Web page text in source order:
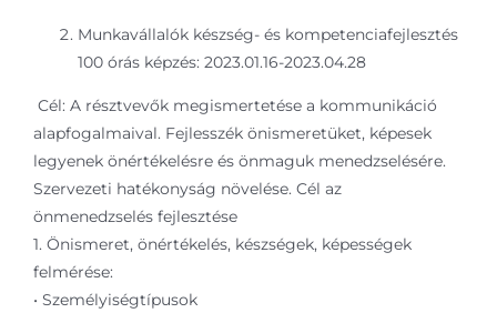
Munkavállalók készség- és kompetenciafejlesztés
100 órás képzés: 2023.01.16-2023.04.28
Cél: A résztvevők megismertetése a kommunikáció
alapfogalmaival. Fejlesszék önismeretüket, képesek
legyenek önértékelésre és önmaguk menedzselésére.
Szervezeti hatékonyság növelése. Cél az
önmenedzselés fejlesztése
1. Önismeret, önértékelés, készségek, képességek
felmérése:
• Személyiségtípusok